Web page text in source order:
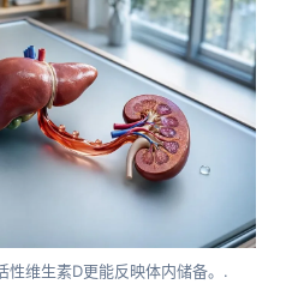
性维生素D更能反映体内储备。.